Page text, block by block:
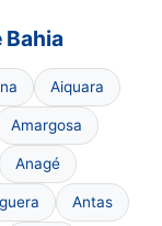
Bahia
Aiquara
Amargosa
Anagé
Antas